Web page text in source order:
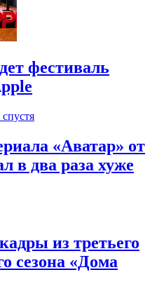
фестиваль
«Аватар» от
в два раза хуже
из третьего
сезона «Дома